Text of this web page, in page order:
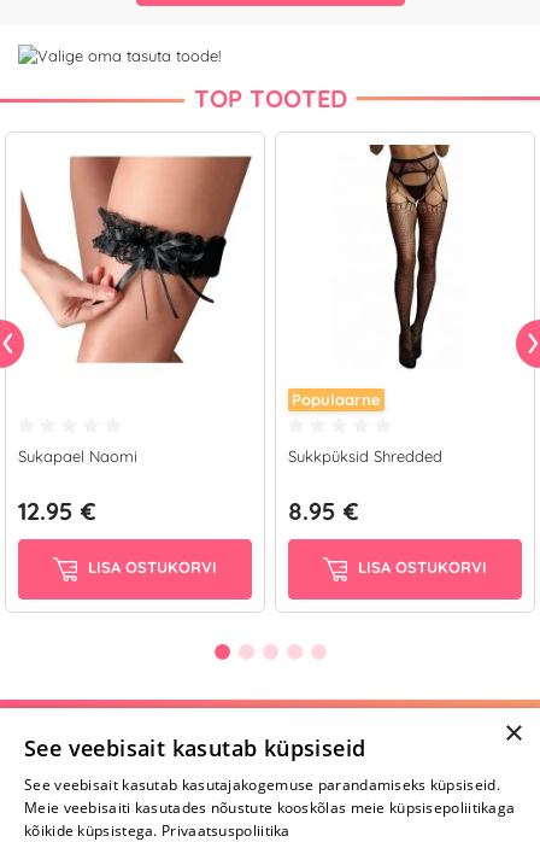
TOP TOOTED
Sukapael Naomi
12.95 €
LISA OSTUKORVI
Populaarne
Sukkpüksid Shredded
8.95 €
LISA OSTUKORVI
Selle toote saab tellida ka helistades:
+372 668 3282
E-R
×
See veebisait kasutab küpsiseid
See veebisait kasutab kasutajakogemuse parandamiseks küpsiseid.
Meie veebisaiti kasutades nõustute kooskõlas meie küpsisepoliitikaga
kõikide küpsistega. Privaatsuspoliitika